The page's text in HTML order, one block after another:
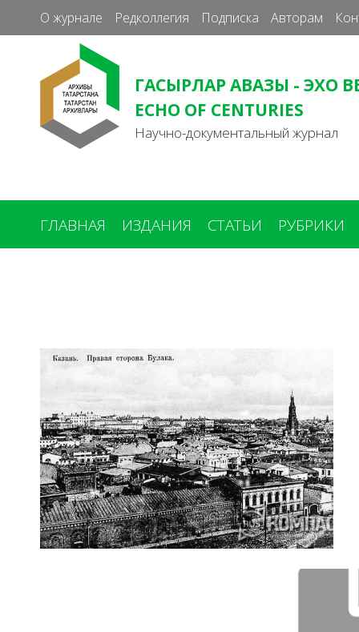
О журнале Редколлегия Подписка Авторам
ГАСЫРЛАР АВАЗЫ - ЭХО
ECHO OF CENTURIES
Научно-документальный журнал
ГЛАВНАЯ ИЗДАНИЯ СТАТЬИ РУБРИКИ